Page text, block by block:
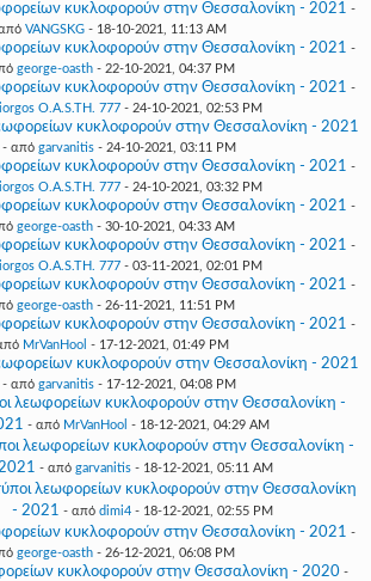
κυκλοφορούν στην Θεσσαλονίκη - 2021 -
VANGSKG- 18-10-2021, 11:13 AM
κυκλοφορούν στην Θεσσαλονίκη - 2021 -
george-oasth- 22-10-2021, 04:37 PM
κυκλοφορούν στην Θεσσαλονίκη - 2021 -
O.A.S.TH. 777- 24-10-2021, 02:53 PM
κυκλοφορούν στην Θεσσαλονίκη - 2021
- από garvanitis - 24-10-2021, 03:11 PM
κυκλοφορούν στην Θεσσαλονίκη - 2021 -
O.A.S.TH. 777- 24-10-2021, 03:32 PM
κυκλοφορούν στην Θεσσαλονίκη - 2021 -
george-oasth- 30-10-2021, 04:33 AM
κυκλοφορούν στην Θεσσαλονίκη - 2021 -
O.A.S.TH. 777- 03-11-2021, 02:01 PM
κυκλοφορούν στην Θεσσαλονίκη - 2021 -
george-oasth- 26-11-2021, 11:51 PM
κυκλοφορούν στην Θεσσαλονίκη - 2021 -
MrVanHool - 17-12-2021, 01:49 PM
κυκλοφορούν στην Θεσσαλονίκη - 2021
- από garvanitis - 17-12-2021, 04:08 PM
λεωφορείων κυκλοφορούν στην Θεσσαλονίκη -
- από MrVanHool - 18-12-2021, 04:29 AM
λεωφορείων κυκλοφορούν στην Θεσσαλονίκη -
- από garvanitis- 18-12-2021, 05:11 AM
τύποι λεωφορείων κυκλοφορούν στην Θεσσαλονίκη
- 2021 - από dimi4 - 18-12-2021, 02:55 PM
κυκλοφορούν στην Θεσσαλονίκη - 2021 -
george-oasth- 26-12-2021, 06:08 PM
κυκλοφορούν στην Θεσσαλονίκη - 2020 -